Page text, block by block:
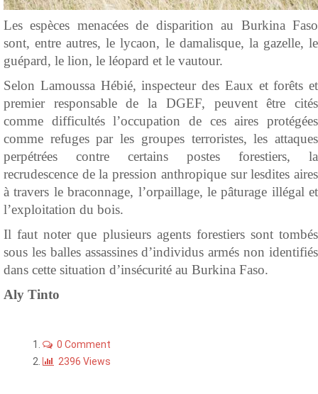
Les espèces menacées de disparition au Burkina Faso
sont, entre autres, le lycaon, le damalisque, la gazelle, le
guépard, le lion, le léopard et le vautour.
Selon Lamoussa Hébié, inspecteur des Eaux et forêts et
premier responsable de la DGEF, peuvent être cités
comme difficultés l’occupation de ces aires protégées
comme refuges par les groupes terroristes, les attaques
perpétrées contre certains postes forestiers, la
recrudescence de la pression anthropique sur lesdites aires
à travers le braconnage, l’orpaillage, le pâturage illégal et
l’exploitation du bois.
Il faut noter que plusieurs agents forestiers sont tombés
sous les balles assassines d’individus armés non identifiés
dans cette situation d’insécurité au Burkina Faso.
Aly Tinto
0 Comment
2396 Views